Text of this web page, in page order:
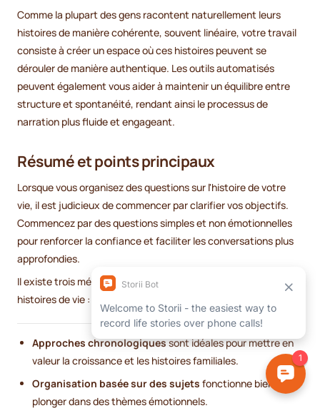
Comme la plupart des gens racontent naturellement leurs
histoires de manière cohérente, souvent linéaire, votre travail
consiste à créer un espace où ces histoires peuvent se
dérouler de manière authentique. Les outils automatisés
peuvent également vous aider à maintenir un équilibre entre
structure et spontanéité, rendant ainsi le processus de
narration plus fluide et engageant.
Résumé et points principaux
Lorsque vous organisez des questions sur l'histoire de votre
vie, il est judicieux de commencer par clarifier vos objectifs.
Commencez par des questions simples et non émotionnelles
pour renforcer la confiance et faciliter les conversations plus
approfondies.
Il existe trois méthodes principales pour structurer les
histoires de vie :
Approches chronologiquessont idéales pour mettre en
valeur la croissance et les histoires familiales.
Organisation basée sur des sujets fonctionne bien pour
plonger dans des thèmes émotionnels.